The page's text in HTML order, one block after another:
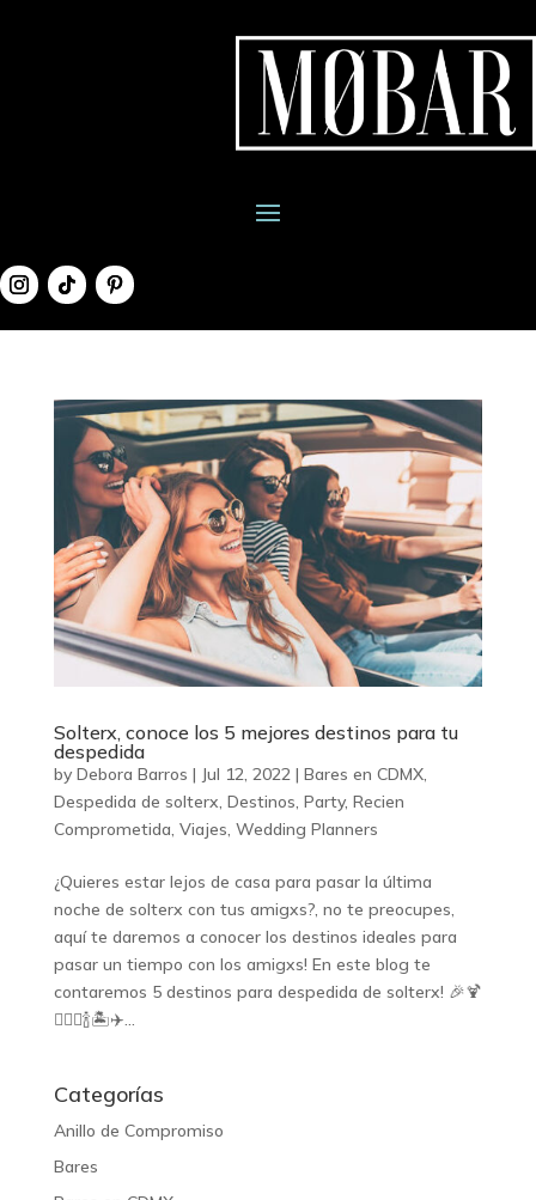
Solterx, conoce los 5 mejores destinos para tu
despedida
by Debora Barros | Jul 12, 2022| Bares en CDMX,
Despedida de solterx, Destinos, Party, Recien
Comprometida, Viajes, Wedding Planners
¿Quieres estar lejos de casa para pasar la última
noche de solterx con tus amigxs?, no te preocupes,
aquí te daremos a conocer los destinos ideales para
pasar un tiempo con los amigxs! En este blog te
contaremos 5 destinos para despedida de solterx! 🎉🍹
👰🏻‍♀️🍾🏝️✈️...
Categorías
Anillo de Compromiso
Bares